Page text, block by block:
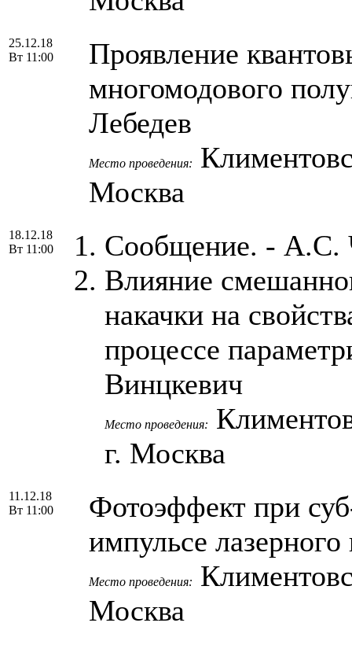
25.12.18
Вт 11:00
Проявление
многомодового
Лебедев
Место проведения:
Москва
18.12.18
Вт 11:00
Сообщение. - А.С.
Влияние
накачки на
процессе
Винцкевич
Место проведения:
г. Москва
11.12.18
Вт 11:00
Фотоэффект при
импульсе
Место проведения:
Москва